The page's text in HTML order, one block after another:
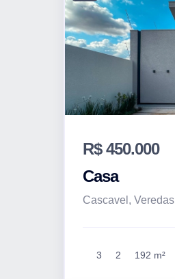
R$ 450.000
Casa
Cascavel, Veredas
3 2 192 m²